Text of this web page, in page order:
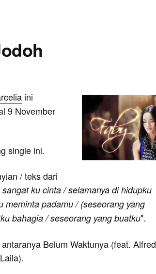
ini
9 November
single ini.
/ teks dari
ku cinta / selamanya di hidupku
meminta padamu / (seseorang yang
bahagia / seseorang yang buatku".
Belum Waktunya (feat. Alfred